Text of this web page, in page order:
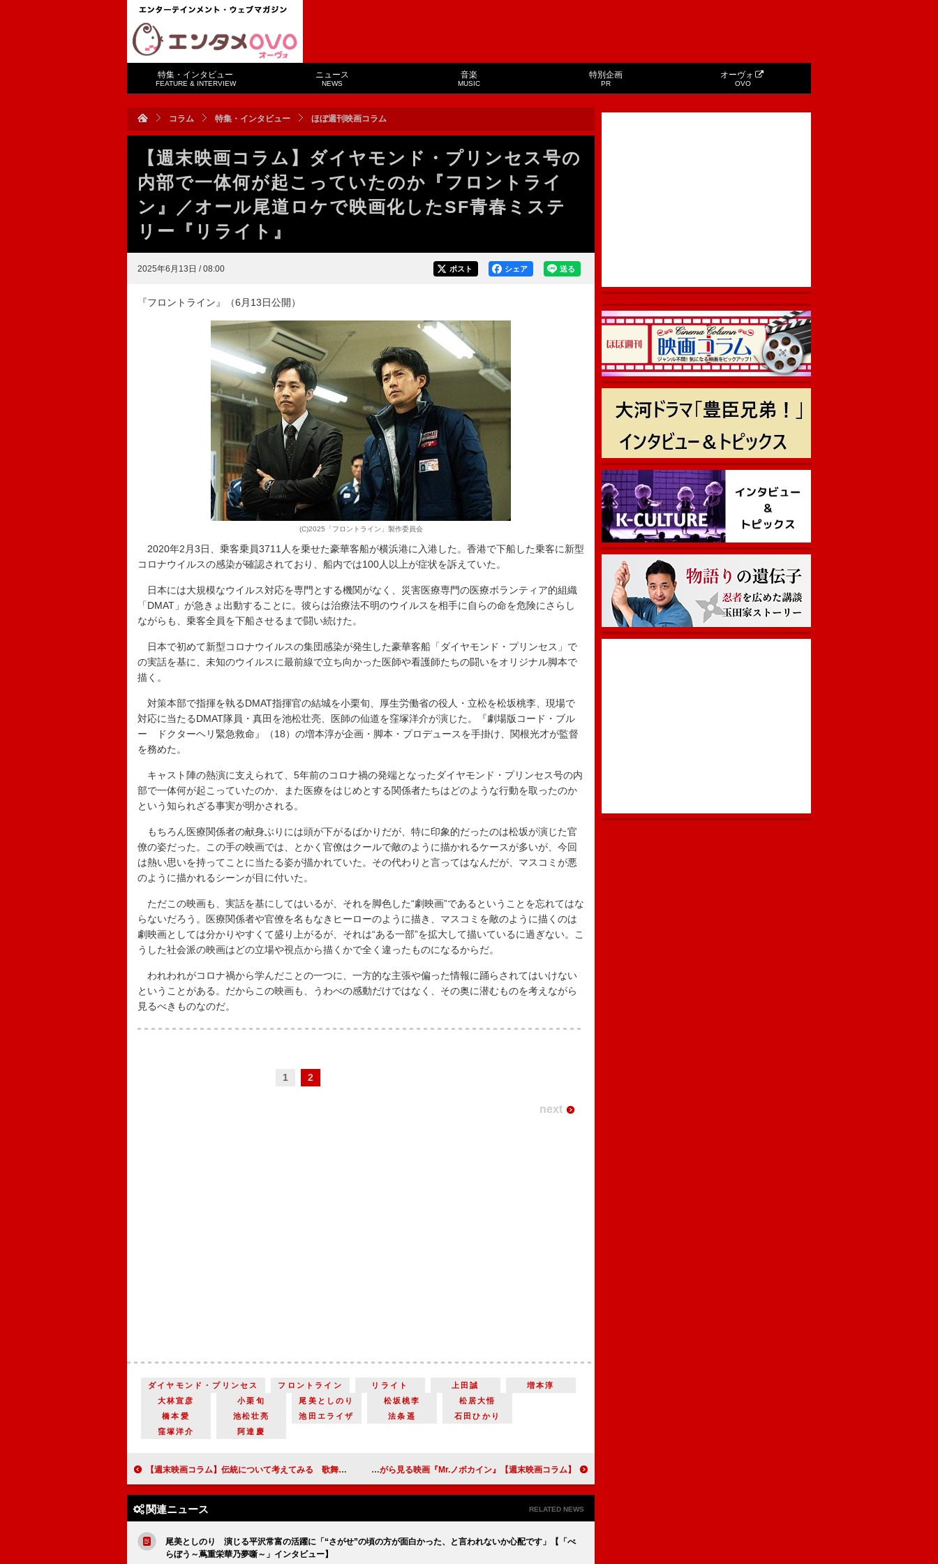
特集・インタビュー
FEATURE & INTERVIEW
ニュース
NEWS
音楽
MUSIC
特別企画
PR
オーヴォ
OVO
コラム 特集・インタビュー ほぼ週刊映画コラム
【週末映画コラム】ダイヤモンド・プリンセス号の
内部で一体何が起こっていたのか『フロントライ
ン』／オール尾道ロケで映画化したSF青春ミステ
リー『リライト』
2025年6月13日 / 08:00 送る
シェア
ポスト
『フロントライン』（6月13日公開）
(C)2025「フロントライン」製作委員会
2020年2月3日、乗客乗員3711人を乗せた豪華客船が横浜港に入港した。香港で下船した乗客に新型
コロナウイルスの感染が確認されており、船内では100人以上が症状を訴えていた。
日本には大規模なウイルス対応を専門とする機関がなく、災害医療専門の医療ボランティア的組織
「DMAT」が急きょ出動することに。彼らは治療法不明のウイルスを相手に自らの命を危険にさらし
ながらも、乗客全員を下船させるまで闘い続けた。
日本で初めて新型コロナウイルスの集団感染が発生した豪華客船「ダイヤモンド・プリンセス」で
の実話を基に、未知のウイルスに最前線で立ち向かった医師や看護師たちの闘いをオリジナル脚本で
描く。
対策本部で指揮を執るDMAT指揮官の結城を小栗旬、厚生労働省の役人・立松を松坂桃李、現場で
対応に当たるDMAT隊員・真田を池松壮亮、医師の仙道を窪塚洋介が演じた。『劇場版コード・ブル
ー ドクターヘリ緊急救命』（18）の増本淳が企画・脚本・プロデュースを手掛け、関根光才が監督
を務めた。
キャスト陣の熱演に支えられて、5年前のコロナ禍の発端となったダイヤモンド・プリンセス号の内
部で一体何が起こっていたのか、また医療をはじめとする関係者たちはどのような行動を取ったのか
という知られざる事実が明かされる。
もちろん医療関係者の献身ぶりには頭が下がるばかりだが、特に印象的だったのは松坂が演じた官
僚の姿だった。この手の映画では、とかく官僚はクールで敵のように描かれるケースが多いが、今回
は熱い思いを持ってことに当たる姿が描かれていた。その代わりと言ってはなんだが、マスコミが悪
のように描かれるシーンが目に付いた。
ただこの映画も、実話を基にしてはいるが、それを脚色した“劇映画”であるということを忘れてはな
らないだろう。医療関係者や官僚を名もなきヒーローのように描き、マスコミを敵のように描くのは
劇映画としては分かりやすくて盛り上がるが、それは“ある一部”を拡大して描いているに過ぎない。こ
うした社会派の映画はどの立場や視点から描くかで全く違ったものになるからだ。
われわれがコロナ禍から学んだことの一つに、一方的な主張や偏った情報に踊らされてはいけない
ということがある。だからこの映画も、うわべの感動だけではなく、その奥に潜むものを考えながら
見るべきものなのだ。
1 2
next
ダイヤモンド・プリンセス フロントライン リライト 上田誠
増本淳
大林宣彦
小栗旬 尾美としのり 松坂桃李
松居大悟
橋本愛
池松壮亮 池田エライザ 法条遥
石田ひかり
窪塚洋介
阿達慶
【週末映画コラム】伝統について考えてみる 歌舞伎役者として芸道に人生をささげた男『国宝』／京都愛の強過ぎる女性が引き起こす大騒動『ぶぶ漬けどうどす』 【週末映画コラム】老匠による究極の独り善がり映画『メガロポリス』／痛みに対する想像力を働かせながら見る映画『Mr.ノボカイン』
関連ニュース RELATED NEWS
尾美としのり 演じる平沢常富の活躍に「“さがせ”の頃の方が面白かった、と言われないか心配です」【「べ
らぼう～蔦重栄華乃夢噺～」インタビュー】